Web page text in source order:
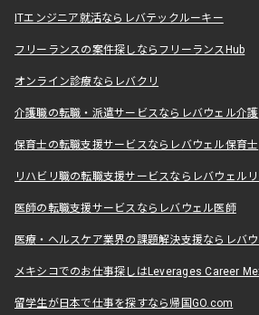
ITエンジニア就活ならレバテックルーキー
フリーランスの案件探しならフリーランスHub
オンライン診療ならレバクリ
介護職の転職・派遣サービスならレバウェル介護
保育士の転職支援サービスならレバウェル保育士
リハビリ職の転職支援サービスならレバウェル
医師の転職支援サービスならレバウェル医師
医療・ヘルスケア業界の課題解決支援ならレバ
メキシコでのお仕事探しはLeverages Career
留学生が日本で仕事を探すなら帰国GO.com